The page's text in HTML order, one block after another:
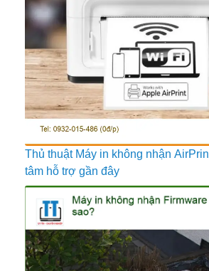
Thủ thuật Máy in không nhận
tâm hỗ trợ gần đây